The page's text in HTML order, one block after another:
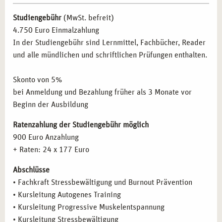
um eine präventive Komponente erweitern möchten
BERUFLICHE PERSPEKTIVEN NACH DER
WEITERBILDUNG IN STRESSBEWÄLTIGUNG
Absolvent*innen dieser Weiterbildung haben in Köln
hervorragende berufliche Möglichkeiten:
Stressbewältigung und Burnout-Prävention in
Unternehmen und sozialen Einrichtungen
Coaching von Führungskräften und Mitarbeitenden im
Selbstständige Beratung und Coaching in eigener Praxis
Unterstützung bei der Entwicklung und Durchführung
von Stressmanagement-Programmen in der
betrieblichen Gesundheitsförderung
Inhalte der Fortbildung Kursleitung Stressbewältigung
Inhalte der Fortbildung
Alltag durch Achtsamkeitstraining
Inhalte der FortbildungMethodik und Didaktik
Studiengebühr (MwSt. befreit)
4.750 Euro Einmalzahlung
In der Studiengebühr sind Lernmittel, Fachbücher, Reader
und alle mündlichen und schriftlichen Prüfungen enthalten.
Skonto von 5%
bei Anmeldung und Bezahlung früher als 3 Monate vor
Beginn der Ausbildung
Ratenzahlung der Studiengebühr möglich
900 Euro Anzahlung
+ Raten: 24 x 177 Euro
Abschlüsse
• Fachkraft Stressbewältigung und Burnout Prävention
• Kursleitung Autogenes Training
• Kursleitung Progressive Muskelentspannung
• Kursleitung Stressbewältigung